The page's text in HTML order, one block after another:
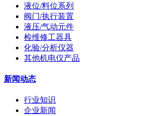
液位/料位系列
阀门/执行装置
液压/气动元件
检维修工器具
化验/分析仪器
其他机电仪产品
新闻动态
行业知识
企业新闻